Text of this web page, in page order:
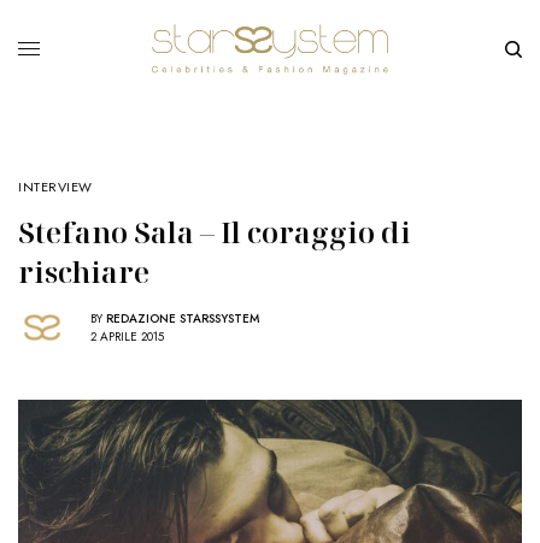
INTERVIEW
Stefano Sala – Il coraggio di
rischiare
BY REDAZIONE STARSSYSTEM
2 APRILE 2015